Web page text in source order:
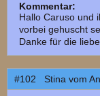
Kommentar:
Hallo Caruso und
vorbei gehuscht
Danke für die
#102 Stina vom